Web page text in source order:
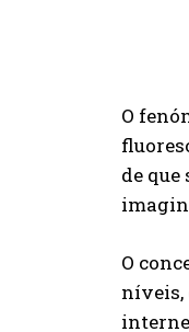
O
de
O
níveis,